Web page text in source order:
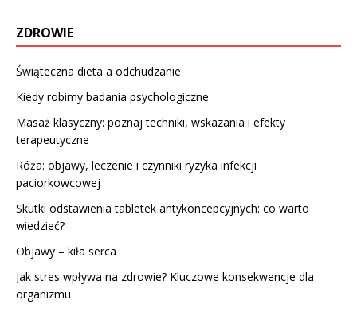
ZDROWIE
Świąteczna dieta a odchudzanie
Kiedy robimy badania psychologiczne
Masaż klasyczny: poznaj techniki, wskazania i efekty
terapeutyczne
Róża: objawy, leczenie i czynniki ryzyka infekcji
paciorkowcowej
Skutki odstawienia tabletek antykoncepcyjnych: co warto
wiedzieć?
Objawy – kiła serca
Jak stres wpływa na zdrowie? Kluczowe konsekwencje dla
organizmu